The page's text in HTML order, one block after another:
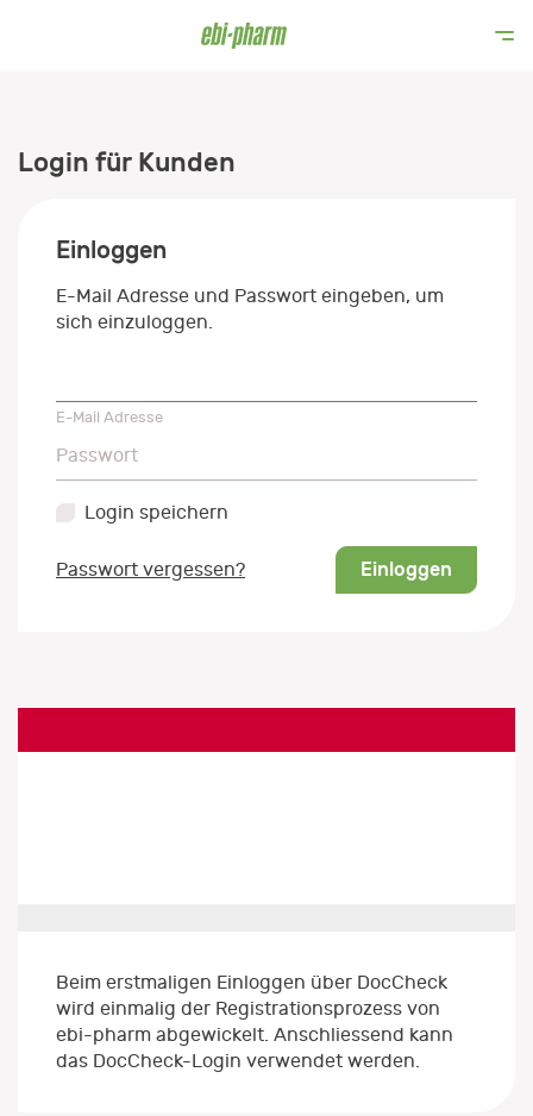
Login für Kunden
Einloggen
E-Mail Adresse und Passwort eingeben, um
sich einzuloggen.
E-Mail Adresse
Passwort
Passwort
Login speichern
Passwort vergessen? Einloggen
Beim erstmaligen Einloggen über DocCheck
wird einmalig der Registrationsprozess von
ebi-pharm abgewickelt. Anschliessend kann
das DocCheck-Login verwendet werden.